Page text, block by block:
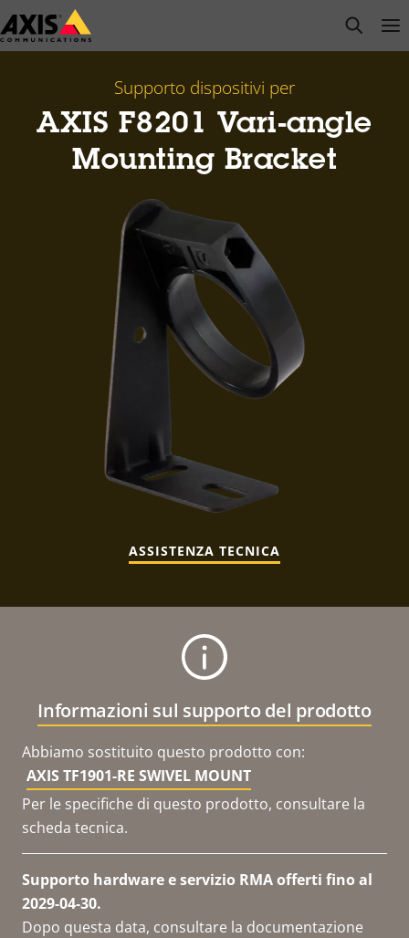
Salta
al
open
Supporto dispositivi per
AXIS F8201 Vari-angle
Mounting Bracket
ASSISTENZA TECNICA
Informazioni sul supporto del prodotto
Abbiamo sostituito questo prodotto con:
AXIS TF1901-RE SWIVEL MOUNT
Per le specifiche di questo prodotto, consultare la
scheda tecnica.
Supporto hardware e servizio RMA offerti fino al
2029-04-30.
Dopo questa data, consultare la documentazione